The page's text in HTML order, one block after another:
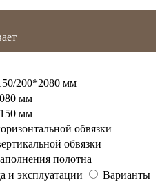
200*2080 мм
мм
мм
обвязки
обвязки
полотна
и эксплуатации
Варианты